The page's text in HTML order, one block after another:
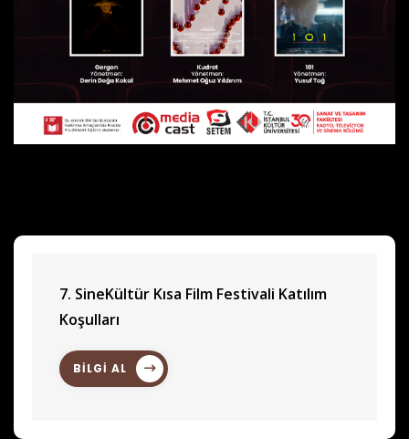
7. SineKültür Kısa Film Festivali Katılım
Koşulları
BİLGİ AL